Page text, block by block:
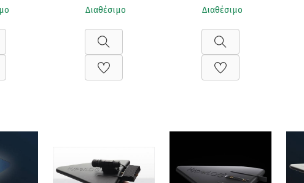
Διαθέσιμο Διαθέσιμο